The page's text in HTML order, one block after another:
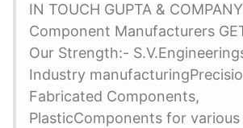
IN TOUCH GUPTA &
Component Manufacturers
Our Strength:-
Industry
Fabricated Components,
PlasticComponents for various